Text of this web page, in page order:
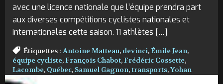
avec une licence nationale que l’équipe prendra part
aux diverses compétitions cyclistes nationales et
internationales cette saison. 11 athlètes […]
Étiquettes : Antoine Matteau, devinci,Émile Jean,
équipe cycliste,François Chabot,Frédéric Cossette,
Lacombe, Québec, Samuel Gagnon,transports,Yohan
Patry,